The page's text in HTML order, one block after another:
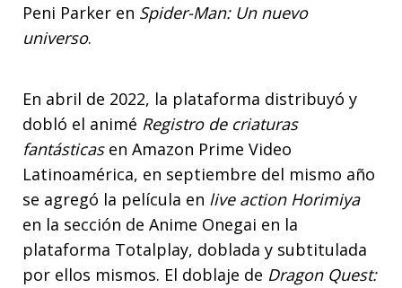
Peni Parker en Spider-Man: Un nuevo
universo.
En abril de 2022, la plataforma distribuyó y
dobló el animé Registro de criaturas
fantásticasen Amazon Prime Video
Latinoamérica, en septiembre del mismo año
se agregó la película en live action Horimiya
en la sección de Anime Onegai en la
plataforma Totalplay, doblada y subtitulada
por ellos mismos. El doblaje de Dragon Quest: